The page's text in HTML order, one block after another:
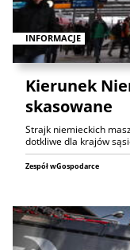
INFORMACJE
Kierunek
skasowane
Strajk niemieckich
dotkliwe dla krajów
Zespół wGospodarce